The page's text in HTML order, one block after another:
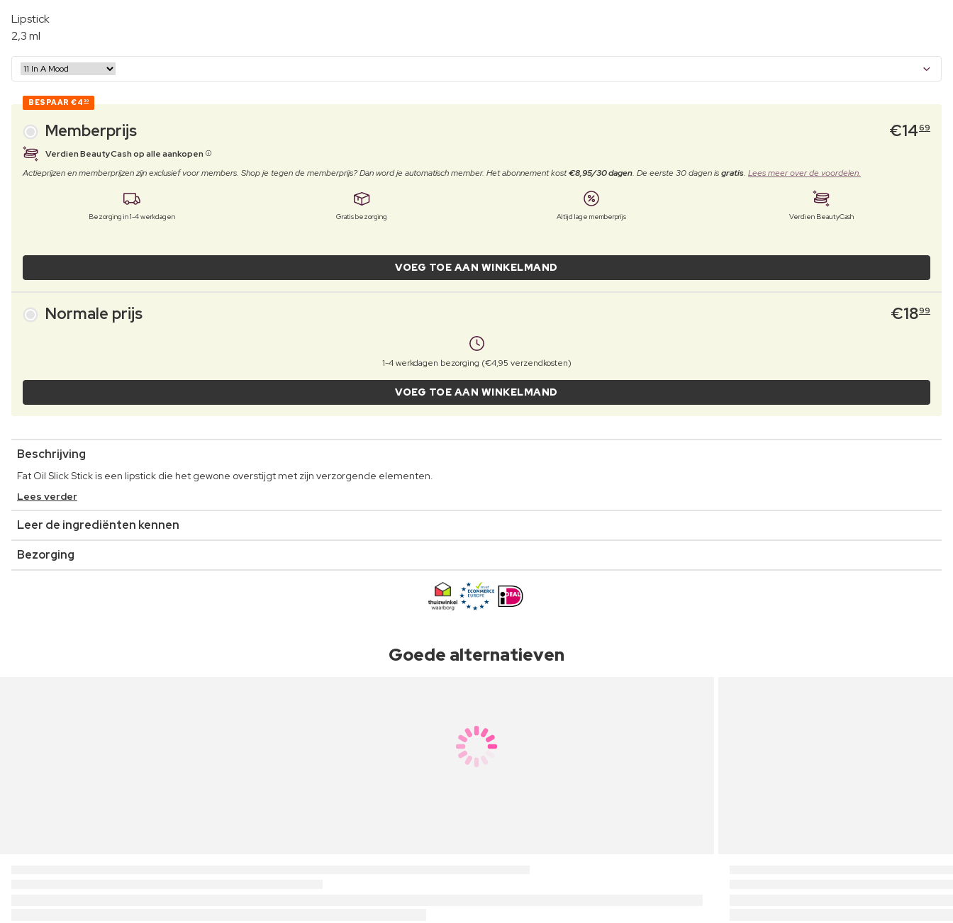
Lipstick
2,3 ml
BESPAAR €4 30
Memberprijs €1469
Verdien BeautyCash op alle aankopen
Actieprijzen en memberprijzen zijn exclusief voor members. Shop je tegen de memberprijs? Dan word je automatisch member. Het abonnement kost€8,95/30 dagen. De eerste 30 dagen isgratis. Lees meer over de voordelen.
Bezorging in 1-4 werkdagen Gratis bezorging Altijd lage memberprijs Verdien BeautyCash
VOEG TOE AAN WINKELMAND
Normale prijs €1899
1-4 werkdagen bezorging (€4,95 verzendkosten)
VOEG TOE AAN WINKELMAND
Beschrijving
Fat Oil Slick Stick is een lipstick die het gewone overstijgt met zijn verzorgende elementen.
Lees verder
Leer de ingrediënten kennen
Bezorging
Goede alternatieven